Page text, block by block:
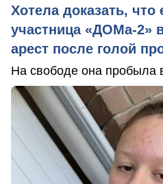
Хотела доказать,
участница «ДОМа-2»
арест после голой
На свободе она пробыла